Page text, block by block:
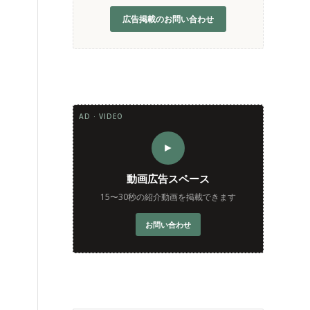
広告掲載のお問い合わせ
AD · VIDEO
►
動画広告スペース
15〜30秒の紹介動画を掲載できます
お問い合わせ